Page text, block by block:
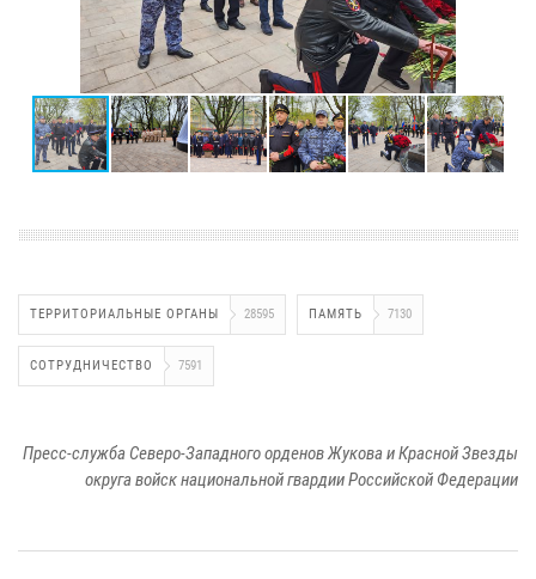
ТЕРРИТОРИАЛЬНЫЕ ОРГАНЫ 28595 ПАМЯТЬ 7130
СОТРУДНИЧЕСТВО 7591
Пресс-служба Северо-Западного орденов Жукова и Красной Звезды
округа войск национальной гвардии Российской Федерации